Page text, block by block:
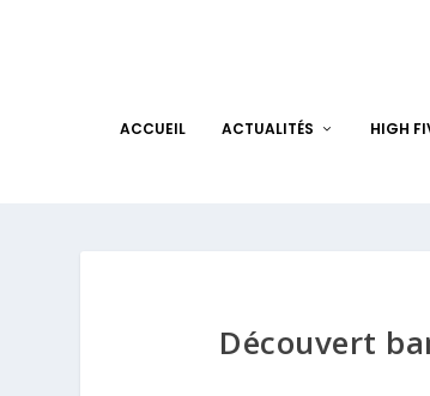
ACCUEIL ACTUALITÉS HIGH
Découvert